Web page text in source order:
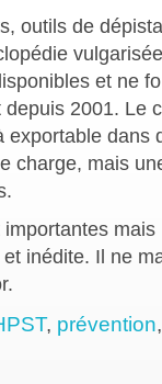
outils de
et ne
2001. Le
dans
charge, mais
inédite. Il ne
, prévention